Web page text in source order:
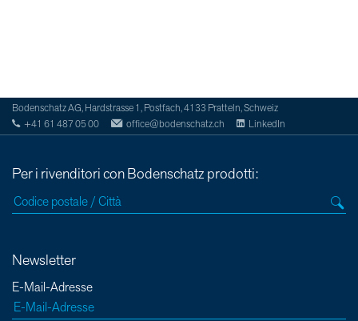
Bodenschatz AG, Hardstrasse 1, Postfach, 4133 Pratteln, Schweiz
+41 61 487 05 00
office@bodenschatz.ch LinkedIn
Per i rivenditori con Bodenschatz prodotti:
Newsletter
E-Mail-Adresse